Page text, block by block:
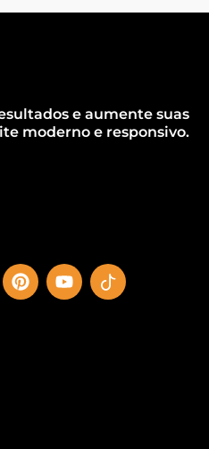
e aumente suas
moderno e responsivo.